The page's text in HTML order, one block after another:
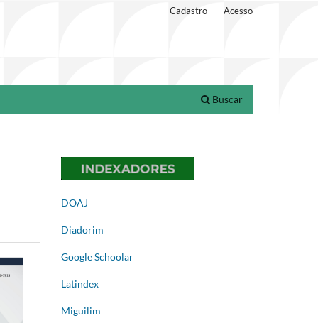
Buscar
Cadastro Acesso
DOAJ
Diadorim
Google Schoolar
Latindex
Miguilim